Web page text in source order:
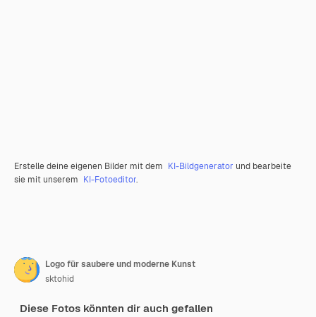
Erstelle deine eigenen Bilder mit dem KI-Bildgenerator und bearbeite
sie mit unserem KI-Fotoeditor.
Logo für saubere und moderne Kunst
sktohid
Diese Fotos könnten dir auch gefallen